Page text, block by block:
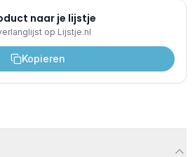
naar je lijstje
op Lijstje.nl
Kopieren